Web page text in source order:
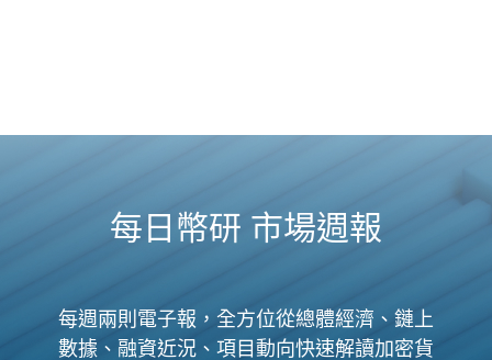
每日幣研 市場週報
每週兩則電子報，全方位從總體經濟、鏈上
數據、融資近況、項目動向快速解讀加密貨